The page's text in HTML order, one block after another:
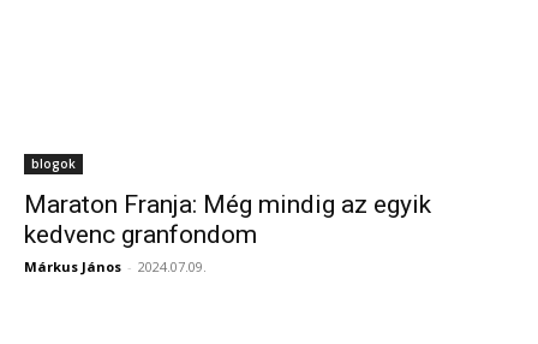
blogok
Maraton Franja: Még mindig az egyik
kedvenc granfondom
Márkus János - 2024.07.09.